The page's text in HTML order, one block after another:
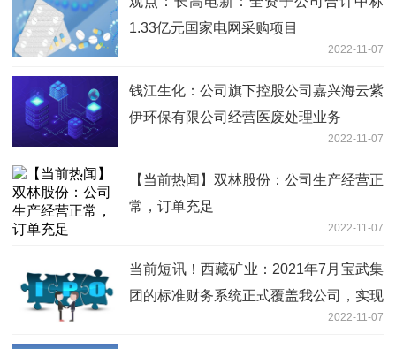
1.33亿元国家电网采购项目
2022-11-07
钱江生化：公司旗下控股公司嘉兴海云紫
伊环保有限公司经营医废处理业务
2022-11-07
【当前热闻】双林股份：公司生产经营正
常，订单充足
2022-11-07
当前短讯！西藏矿业：2021年7月宝武集
团的标准财务系统正式覆盖我公司，实现
2022-11-07